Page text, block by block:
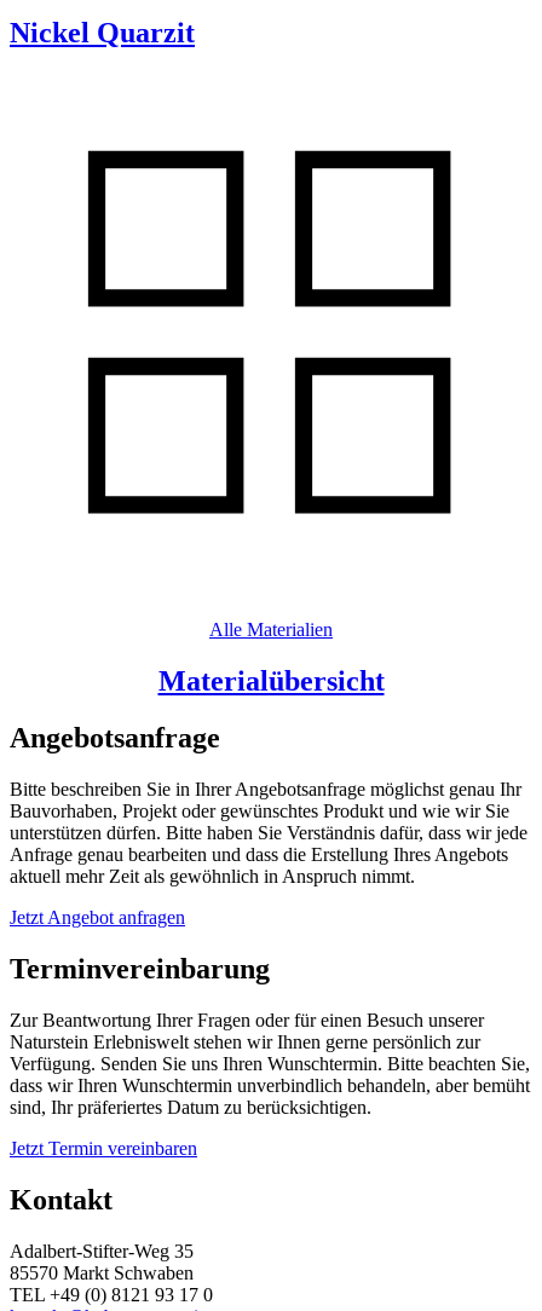
Nickel Quarzit
Alle Materialien
Materialübersicht
Angebotsanfrage
Bitte beschreiben Sie in Ihrer Angebotsanfrage möglichst genau Ihr
Bauvorhaben, Projekt oder gewünschtes Produkt und wie wir Sie
unterstützen dürfen. Bitte haben Sie Verständnis dafür, dass wir jede
Anfrage genau bearbeiten und dass die Erstellung Ihres Angebots
aktuell mehr Zeit als gewöhnlich in Anspruch nimmt.
Jetzt Angebot anfragen
Terminvereinbarung
Zur Beantwortung Ihrer Fragen oder für einen Besuch unserer
Naturstein Erlebniswelt stehen wir Ihnen gerne persönlich zur
Verfügung. Senden Sie uns Ihren Wunschtermin. Bitte beachten Sie,
dass wir Ihren Wunschtermin unverbindlich behandeln, aber bemüht
sind, Ihr präferiertes Datum zu berücksichtigen.
Jetzt Termin vereinbaren
Kontakt
Adalbert-Stifter-Weg 35
85570 Markt Schwaben
TEL +49 (0) 8121 93 17 0